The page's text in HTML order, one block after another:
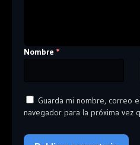
Nombre *
Guarda mi nombre, correo
navegador para la próxima vez